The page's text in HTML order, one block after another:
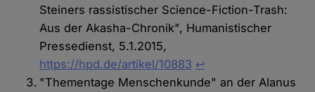
Steiners rassistischer Science-Fiction-Trash:
Aus der Akasha-Chronik", Humanistischer
Pressedienst, 5.1.2015,
https://hpd.de/artikel/10883 ↩︎
"Thementage Menschenkunde" an der Alanus